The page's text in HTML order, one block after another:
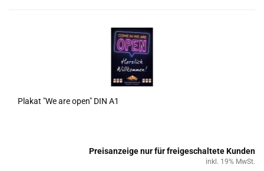
Pla­kat "We are open" DIN A1
Preisanzeige nur für freigeschaltete Kunden
inkl. 19% MwSt.